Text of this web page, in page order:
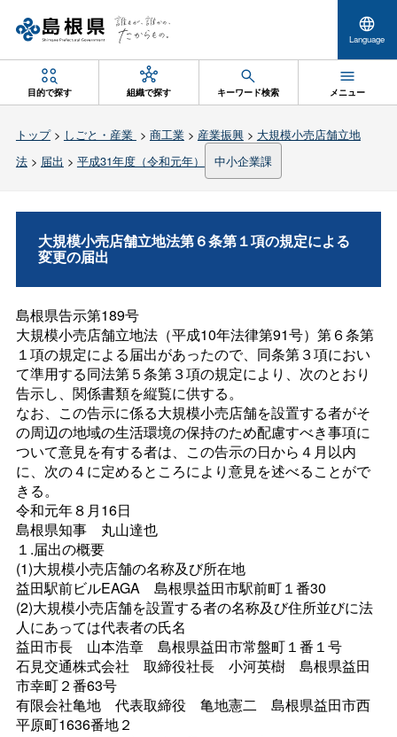
Language
目的で探す 組織で探す キーワード検索 メニュー
トップ> しごと・産業 > 商工業> 産業振興> 大規模小売店舗立地
法> 届出 > 平成31年度（令和元年） 中小企業課
大規模小売店舗立地法第６条第１項の規定による
変更の届出
島根県告示第189号
大規模小売店舗立地法（平成10年法律第91号）第６条第
１項の規定による届出があったので、同条第３項におい
て準用する同法第５条第３項の規定により、次のとおり
告示し、関係書類を縦覧に供する。
なお、この告示に係る大規模小売店舗を設置する者がそ
の周辺の地域の生活環境の保持のため配慮すべき事項に
ついて意見を有する者は、この告示の日から４月以内
に、次の４に定めるところにより意見を述べることがで
きる。
令和元年８月16日
島根県知事 丸山達也
１.届出の概要
(1)大規模小売店舗の名称及び所在地
益田駅前ビルEAGA 島根県益田市駅前町１番30
(2)大規模小売店舗を設置する者の名称及び住所並びに法
人にあっては代表者の氏名
益田市長 山本浩章 島根県益田市常盤町１番１号
石見交通株式会社 取締役社長 小河英樹 島根県益田
市幸町２番63号
有限会社亀地 代表取締役 亀地憲二 島根県益田市西
平原町1636番地２